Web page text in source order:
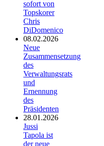
sofort von
Topskorer
Chris
DiDomenico
08.02.2026
Neue
Zusammensetzung
des
Verwaltungsrats
und
Ernennung
des
Präsidenten
28.01.2026
Jussi
Tapola ist
der neue